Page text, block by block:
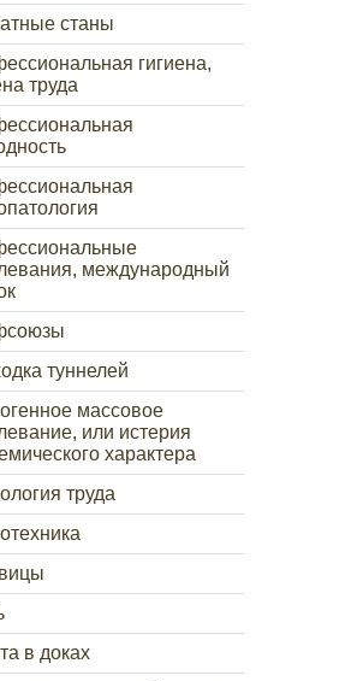
станы
гигиена,
труда
международный
туннелей
массовое
или истерия
характера
труда
в доках